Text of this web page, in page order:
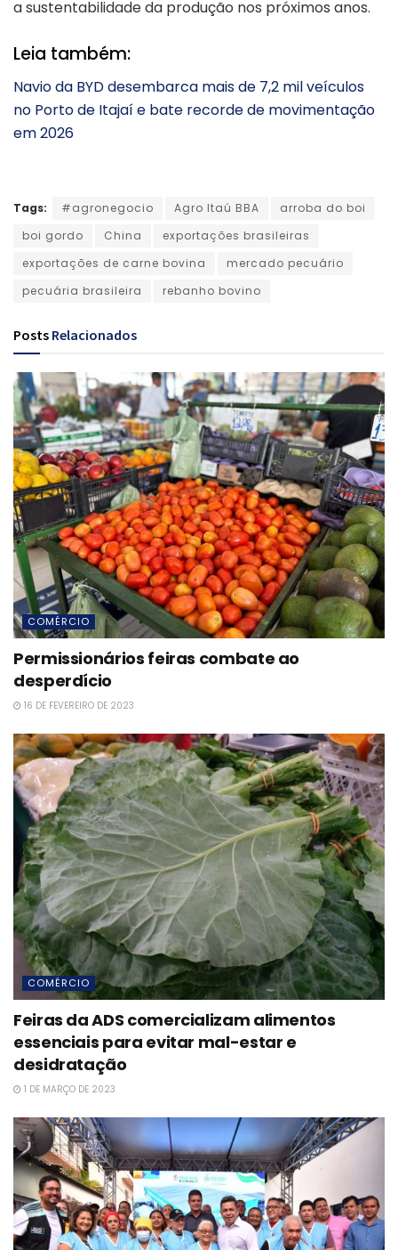
a sustentabilidade da produção nos próximos anos.
Leia também:
Navio da BYD desembarca mais de 7,2 mil veículos
no Porto de Itajaí e bate recorde de movimentação
em 2026
Tags: #agronegocio Agro Itaú BBA
arroba do boi
boi gordo
China
exportações brasileiras
exportações de carne bovina
mercado pecuário
pecuária brasileira
rebanho bovino
Posts Relacionados
COMÉRCIO
Permissionários feiras combate ao
desperdício
16 DE FEVEREIRO DE 2023
COMÉRCIO
Feiras da ADS comercializam alimentos
essenciais para evitar mal-estar e
desidratação
1 DE MARÇO DE 2023